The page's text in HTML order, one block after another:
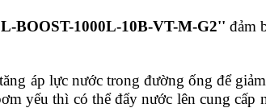
BOOST-1000L-10B-VT-M-G2'' đảm
áp lực nước trong đường ống để
yếu thì có thể đẩy nước lên cung cấp